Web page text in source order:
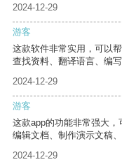
2024-12-29
游客
这款软件非常实用，可以
查找资料、翻译语言、编写
2024-12-29
游客
这款app的功能非常强大
编辑文档、制作演示文稿
2024-12-29